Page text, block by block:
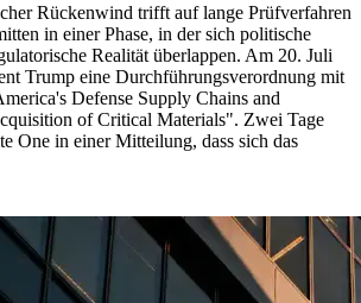
Rückenwind trifft auf lange Prüfverfahren
in einer Phase, in der sich politische
Realität überlappen. Am 20. Juli
Trump eine Durchführungsverordnung mit
Defense Supply Chains and
of Critical Materials". Zwei Tage
One in einer Mitteilung, dass sich das